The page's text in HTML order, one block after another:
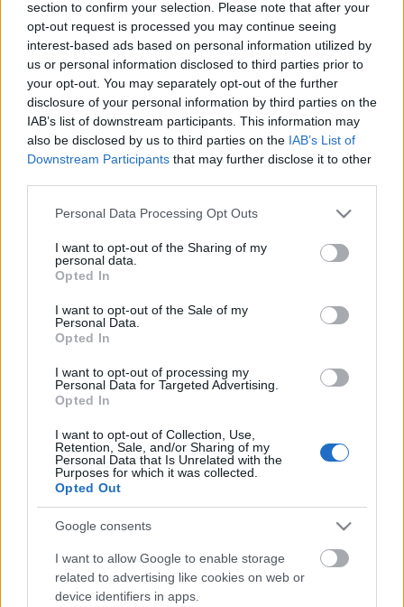
section to confirm your selection. Please note that after your
opt-out request is processed you may continue seeing
interest-based ads based on personal information utilized by
us or personal information disclosed to third parties prior to
your opt-out. You may separately opt-out of the further
disclosure of your personal information by third parties on the
IAB’s list of downstream participants. This information may
also be disclosed by us to third parties on the IAB’s List of
Downstream Participants that may further disclose it to other
Please note that this website/app uses one or more Google
not limited to your visit or usage behaviour. You may click to
grant or deny consent to Google and its third-party tags to
use your data for below specified purposes in below Google
consent section.
Personal Data Processing Opt Outs
I want to opt-out of the Sharing of my
personal data.
Opted In
I want to opt-out of the Sale of my
Personal Data.
Opted In
I want to opt-out of processing my
Personal Data for Targeted Advertising.
Opted In
I want to opt-out of Collection, Use,
Retention, Sale, and/or Sharing of my
Personal Data that Is Unrelated with the
Purposes for which it was collected.
Opted Out
Google consents
I want to allow Google to enable storage
related to advertising like cookies on web or
device identifiers in apps.
LEGFRISSEBB
Országos hírek
Megérkezett az eső a Duna vízgyűjtőjére
Aktuális
Paks II.: Mit jelent az 5. blokk új
árnyékában?
másodfokúra csökken a riasztás
HIRDETÉS